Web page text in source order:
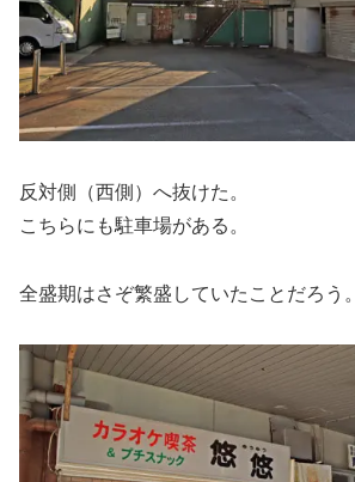
反対側（西側）へ抜けた。
こちらにも駐車場がある。
全盛期はさぞ繁盛していたことだろう。